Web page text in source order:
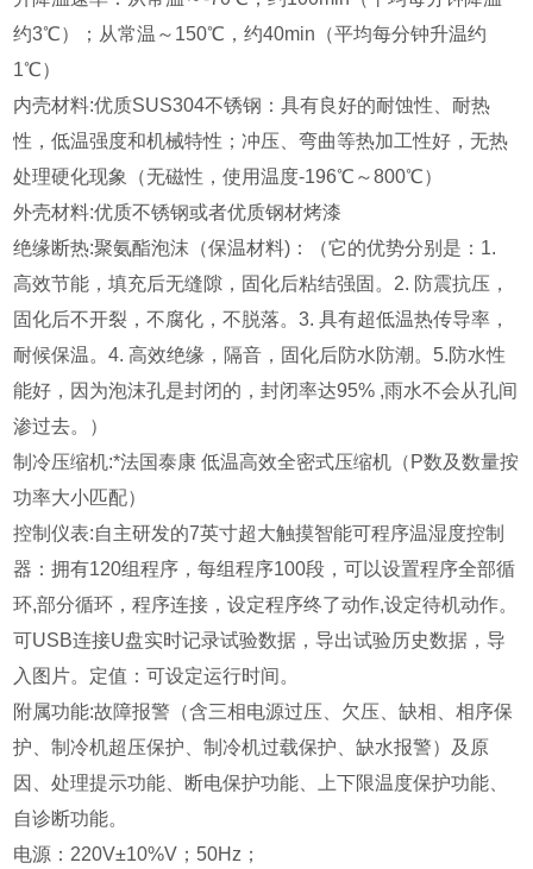
约3℃）；从常温～150℃，约40min（平均每分钟升温约
1℃）
内壳材料:优质SUS304不锈钢：具有良好的耐蚀性、耐热
性，低温强度和机械特性；冲压、弯曲等热加工性好，无热
处理硬化现象（无磁性，使用温度-196℃～800℃）
外壳材料:优质不锈钢或者优质钢材烤漆
绝缘断热:聚氨酯泡沫（保温材料)：（它的优势分别是：1.
高效节能，填充后无缝隙，固化后粘结强固。2. 防震抗压，
固化后不开裂，不腐化，不脱落。3. 具有超低温热传导率，
耐候保温。4. 高效绝缘，隔音，固化后防水防潮。5.防水性
能好，因为泡沫孔是封闭的，封闭率达95% ,雨水不会从孔间
渗过去。）
制冷压缩机:*法国泰康 低温高效全密式压缩机（P数及数量按
功率大小匹配）
控制仪表:自主研发的7英寸超大触摸智能可程序温湿度控制
器：拥有120组程序，每组程序100段，可以设置程序全部循
环,部分循环，程序连接，设定程序终了动作,设定待机动作。
可USB连接U盘实时记录试验数据，导出试验历史数据，导
入图片。定值：可设定运行时间。
附属功能:故障报警（含三相电源过压、欠压、缺相、相序保
护、制冷机超压保护、制冷机过载保护、缺水报警）及原
因、处理提示功能、断电保护功能、上下限温度保护功能、
自诊断功能。
电源：220V±10%V；50Hz；